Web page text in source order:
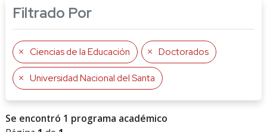
Filtrado Por
Ciencias de la Educación Doctorados
Universidad Nacional del Santa
Se encontró 1 programa académico